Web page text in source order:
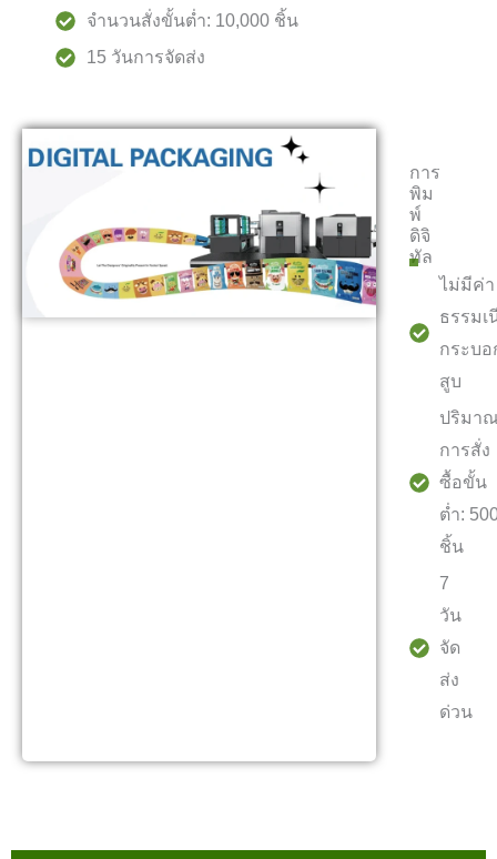
จำนวนสั่งขั้นต่ำ: 10,000 ชิ้น
15 วันการจัดส่ง
การ
พิม
พ์
ดิจิ
ทัล
ไม่มีค่า
ธรรมเ
กระบอ
สูบ
ปริมา
การสั่ง
ซื้อขั้น
ต่ำ:
ชิ้น
7
วัน
จัด
ส่ง
ด่วน